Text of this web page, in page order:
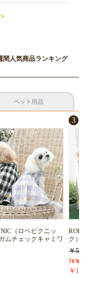
＞
間人気商品ランキング
ペット用品
（ロペピクニッ
ムチェックキャミワ
3
ROPE
ク）
￥
70％
￥